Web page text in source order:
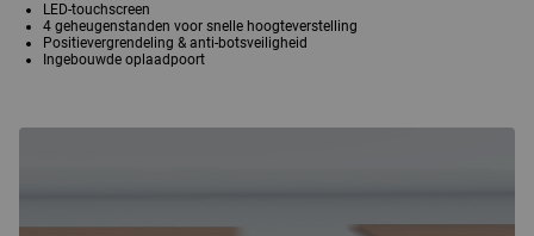
LED-touchscreen
4 geheugenstanden voor snelle hoogteverstelling
Positievergrendeling & anti-botsveiligheid
Ingebouwde oplaadpoort